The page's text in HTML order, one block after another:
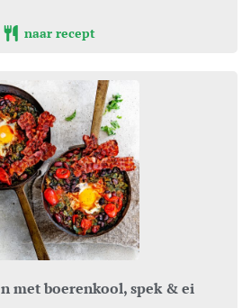
naar recept
met boerenkool, spek & ei